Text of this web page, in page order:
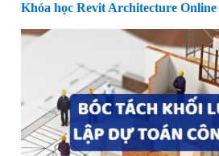
Khóa học Revit Architecture Online